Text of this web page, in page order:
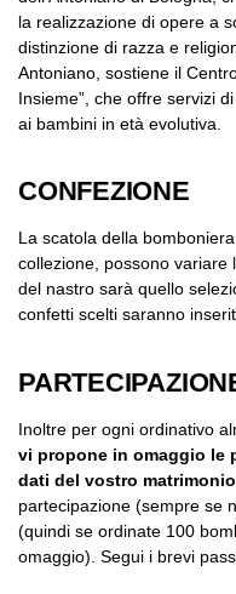
la realizzazione di opere a
distinzione di razza e
Antoniano, sostiene il
Insieme”, che offre servizi
ai bambini in età evolutiva.
CONFEZIONE
La scatola della
collezione, possono variare
del nastro sarà quello
confetti scelti saranno
Inoltre per ogni ordinativo
vi propone in omaggio le
dati del vostro matrimonio
partecipazione (sempre se
(quindi se ordinate 100
omaggio). Segui i brevi